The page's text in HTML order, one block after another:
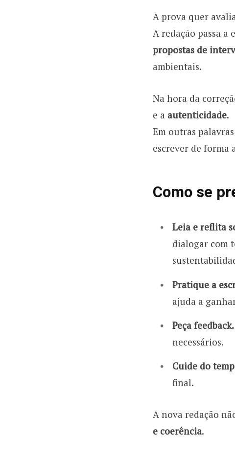
A prova quer
A redação passa a
propostas de
ambientais.
Na hora da
e a autenticidade.
Em outras
escrever de forma
Como se
Leia e reflita
dialogar com
Pratique a
ajuda a
Peça feedback.
necessários.
Cuide do
final.
A nova redação
e coerência.